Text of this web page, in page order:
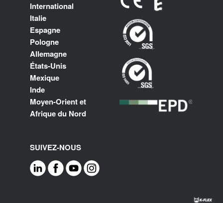
International
Italie
Espagne
Pologne
Allemagne
États-Unis
Mexique
Inde
Moyen-Orient et
Afrique du Nord
SUIVEZ-NOUS